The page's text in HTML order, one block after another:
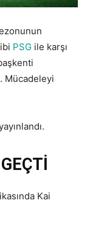
PSG ile karşı
Mücadeleyi
Kai